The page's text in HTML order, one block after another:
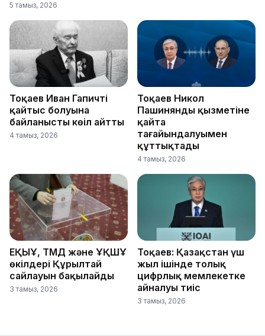
5 тамыз, 2026
Тоқаев Иван Гапичтің
қайтыс болуына
байланысты көңіл айтты
4 тамыз, 2026
Тоқаев Никол
Пашинянды қызметіне
қайта
тағайындалуымен
құттықтады
4 тамыз, 2026
ЕҚЫҰ, ТМД және ҰҚШҰ
өкілдері Құрылтай
сайлауын бақылайды
3 тамыз, 2026
Тоқаев: Қазақстан үш
жыл ішінде толық
цифрлық мемлекетке
айналуы тиіс
3 тамыз, 2026